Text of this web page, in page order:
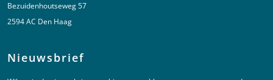
Bezuidenhoutseweg 57
2594 AC Den Haag
Nieuwsbrief